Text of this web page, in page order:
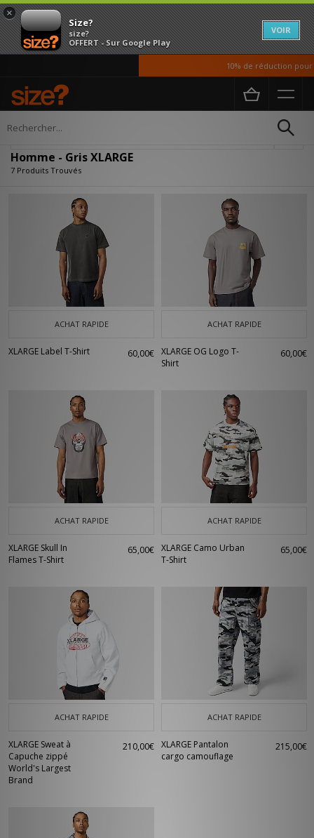
×
Size?
size?
OFFERT - Sur Google Play
VOIR
10% de réduction pour
Accueil Homme
Homme - Gris XLARGE
7 Produits Trouvés
ACHAT RAPIDE
XLARGE Label T-Shirt 60,00€
ACHAT RAPIDE
XLARGE OG Logo T-
Shirt
60,00€
ACHAT RAPIDE
XLARGE Skull In
Flames T-Shirt
65,00€
ACHAT RAPIDE
XLARGE Camo Urban
T-Shirt
65,00€
ACHAT RAPIDE
XLARGE Sweat à
Capuche zippé
World's Largest
Brand
210,00€
ACHAT RAPIDE
XLARGE Pantalon
cargo camouflage
215,00€